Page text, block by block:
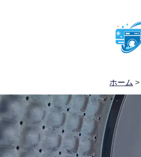
ホーム >